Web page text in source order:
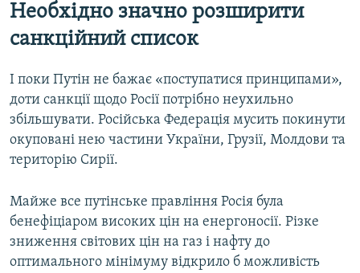
Необхідно значно розширити
санкційний список
І поки Путін не бажає «поступатися принципами»,
доти санкції щодо Росії потрібно неухильно
збільшувати. Російська Федерація мусить покинути
окуповані нею частини України, Грузії, Молдови та
територію Сирії.
Майже все путінське правління Росія була
бенефіціаром високих цін на енергоносії. Різке
зниження світових цін на газ і нафту до
оптимального мінімуму відкрило б можливість